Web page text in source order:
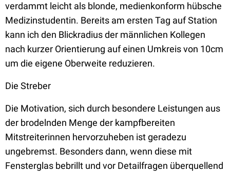
verdammt leicht als blonde, medienkonform hübsche
Medizinstudentin. Bereits am ersten Tag auf Station
kann ich den Blickradius der männlichen Kollegen
nach kurzer Orientierung auf einen Umkreis von 10cm
um die eigene Oberweite reduzieren.
Die Streber
Die Motivation, sich durch besondere Leistungen aus
der brodelnden Menge der kampfbereiten
Mitstreiterinnen hervorzuheben ist geradezu
ungebremst. Besonders dann, wenn diese mit
Fensterglas bebrillt und vor Detailfragen überquellend